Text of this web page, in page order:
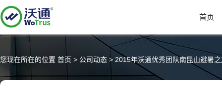
首页
您现在所在的位置 首页 > 公司动态 > 2015年沃通优秀团队南昆山避暑